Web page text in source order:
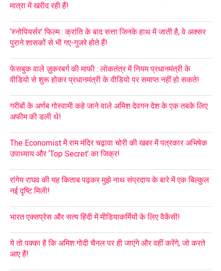
मात्रा में खरीद रही हैं!
‘स्नोपियर्सर’ फिल्म : क्रांति के बाद सत्ता जिनके हाथ में जाती है, वे अक्सर
पुराने शासकों से भी गए-गुजरे होते हैं!
फेसबुक वाले ज़ुकरबर्ग की माफी : लोकतंत्र में नियम प्रधानमंत्री के
वीडियो से शुरू होकर प्रधानमंत्री के वीडियो पर समाप्त नहीं हो सकते!
गरीबों के अर्णब गोस्वामी कहे जाने वाले अमिश देवगन देश के एक तबके लिए
अफीम की डली थे!
The Economist में राम मंदिर चढ़ावा चोरी की खबर में पत्रकार अभिषेक
उपाध्याय और ‘Top Secret’ का जिक्र!
रांगेय राघव की यह किताब पढ़कर मुझे नाथ संप्रदाय के बारे में एक बिल्कुल
नई दृष्टि मिली!
भारत एक्सप्रेस और सत्य हिंदी में मीडियाकर्मियों के लिए वैकेंसी!
ये तो पक्का है कि अमिश गोदी चैनल पर ही जाएंगे और वहीं करेंगे, जो करते
आए हैं!